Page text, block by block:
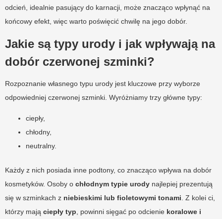
odcień, idealnie pasujący do karnacji, może znacząco wpłynąć na
końcowy efekt, więc warto poświęcić chwilę na jego dobór.
Jakie są typy urody i jak wpływają na
dobór czerwonej szminki?
Rozpoznanie własnego typu urody jest kluczowe przy wyborze
odpowiedniej czerwonej szminki. Wyróżniamy trzy główne typy:
ciepły,
chłodny,
neutralny.
Każdy z nich posiada inne podtony, co znacząco wpływa na dobór
kosmetyków. Osoby o chłodnym typie urody najlepiej prezentują
się w szminkach z niebieskimi lub fioletowymi tonami . Z kolei ci,
którzy mają ciepły typ , powinni sięgać po odcienie koralowe i